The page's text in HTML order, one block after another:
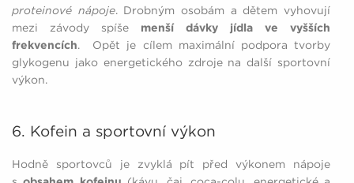
proteinové nápoje. Drobným osobám a dětem vyhovují
mezi závody spíše menší dávky jídla ve vyšších
frekvencích. Opět je cílem maximální podpora tvorby
glykogenu jako energetického zdroje na další sportovní
výkon.
6. Kofein a sportovní výkon
Hodně sportovců je zvyklá pít před výkonem nápoje